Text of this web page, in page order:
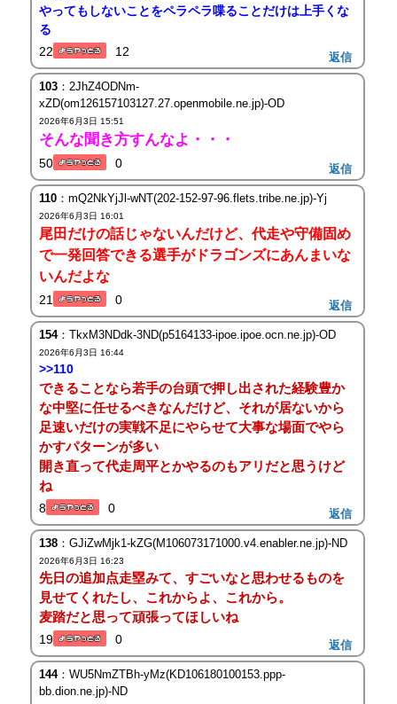
やってもしないことをペラペラ喋ることだけは上手くな
る
22
12 返信
103：2JhZ4ODNm-
xZD(om126157103127.27.openmobile.ne.jp)-OD
2026年6月3日 15:51
そんな聞き方すんなよ・・・
50 0 返信
110：mQ2NkYjJl-wNT(202-152-97-96.flets.tribe.ne.jp)-Yj
2026年6月3日 16:01
尾田だけの話じゃないんだけど、代走や守備固め
で一発回答できる選手がドラゴンズにあんまいな
いんだよな
21 0 返信
154：TkxM3NDdk-3ND(p5164133-ipoe.ipoe.ocn.ne.jp)-OD
2026年6月3日 16:44
>>110
できることなら若手の台頭で押し出された経験豊か
な中堅に任せるべきなんだけど、それが居ないから
足速いだけの実戦不足にやらせて大事な場面でやら
かすパターンが多い
開き直って代走周平とかやるのもアリだと思うけど
ね
8 0 返信
138：GJiZwMjk1-kZG(M106073171000.v4.enabler.ne.jp)-ND
2026年6月3日 16:23
先日の追加点走塁みて、すごいなと思わせるものを
見せてくれたし、これからよ、これから。
麦踏だと思って頑張ってほしいね
19 0 返信
144：WU5NmZTBh-yMz(KD106180100153.ppp-
bb.dion.ne.jp)-ND